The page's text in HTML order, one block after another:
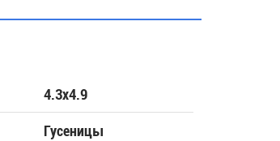
4.3х4.9
Гусеницы